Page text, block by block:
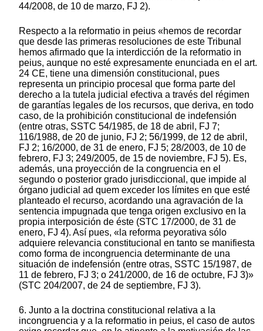
44/2008, de 10 de marzo, FJ 2).
Respecto a la reformatio in peius «hemos de recordar
que desde las primeras resoluciones de este Tribunal
hemos afirmado que la interdicción de la reformatio in
peius, aunque no esté expresamente enunciada en el art.
24 CE, tiene una dimensión constitucional, pues
representa un principio procesal que forma parte del
derecho a la tutela judicial efectiva a través del régimen
de garantías legales de los recursos, que deriva, en todo
caso, de la prohibición constitucional de indefensión
(entre otras, SSTC 54/1985, de 18 de abril, FJ 7;
116/1988, de 20 de junio, FJ 2; 56/1999, de 12 de abril,
FJ 2; 16/2000, de 31 de enero, FJ 5; 28/2003, de 10 de
febrero, FJ 3; 249/2005, de 15 de noviembre, FJ 5). Es,
además, una proyección de la congruencia en el
segundo o posterior grado jurisdiccional, que impide al
órgano judicial ad quem exceder los límites en que esté
planteado el recurso, acordando una agravación de la
sentencia impugnada que tenga origen exclusivo en la
propia interposición de éste (STC 17/2000, de 31 de
enero, FJ 4). Así pues, «la reforma peyorativa sólo
adquiere relevancia constitucional en tanto se manifiesta
como forma de incongruencia determinante de una
situación de indefensión (entre otras, SSTC 15/1987, de
11 de febrero, FJ 3; o 241/2000, de 16 de octubre, FJ 3)»
(STC 204/2007, de 24 de septiembre, FJ 3).
6. Junto a la doctrina constitucional relativa a la
incongruencia y a la reformatio in peius, el caso de autos